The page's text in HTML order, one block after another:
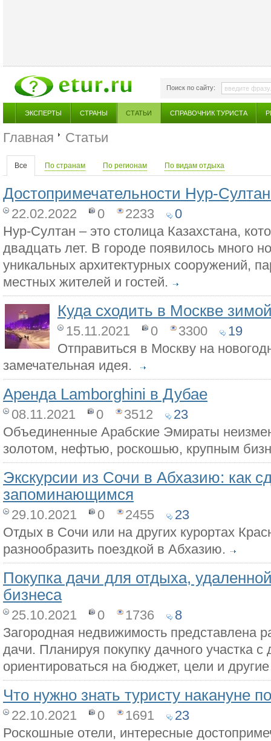
Поиск по сайту:
ЭКСПЕРТЫ СТРАНЫ СТАТЬИ СПРАВОЧНИК ТУРИСТА
Главная Статьи
Все По странам По регионам По видам отдыха
Достопримечательности Нур-
22.02.2022 0 2233
0
Нур-Султан – это столица Казахстана,
двадцать лет. В городе появилось много
уникальных архитектурных сооружений,
местных жителей и гостей.
Куда сходить в Москве
15.11.2021 0 3300
19
Отправиться в Москву на
замечательная идея.
Аренда Lamborghini в Дубае
08.11.2021 0 3512
23
Объединенные Арабские Эмираты
золотом, нефтью, роскошью, крупным
Экскурсии из Сочи в Абхазию: как
запоминающимся
29.10.2021 0 2455
23
Отдых в Сочи или на других курортах
разнообразить поездкой в Абхазию.
Покупка дачи для отдыха,
бизнеса
25.10.2021 0 1736
8
Загородная недвижимость представлена
дачи. Планируя покупку дачного участка
ориентироваться на бюджет, цели и
Что нужно знать туристу накануне
22.10.2021 0 1691
23
Роскошные отели, интересные